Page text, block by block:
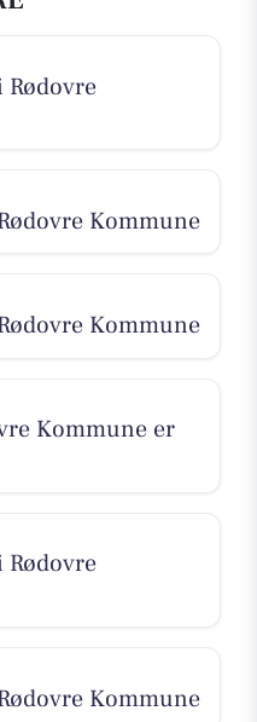
Kommune
Kommune
Kommune er
Kommune